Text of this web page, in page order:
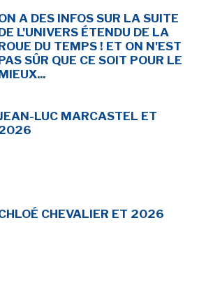
DE J.R.R. TOLKIEN
DES ÉDITIONS ACTUSF
RUBRIQUES
A DES INFOS SUR LA SUITE
L'UNIVERS ÉTENDU DE LA
DU TEMPS ! ET ON N'EST
SÛR QUE CE SOIT POUR LE
LUC MARCASTEL ET
CHEVALIER ET 2026